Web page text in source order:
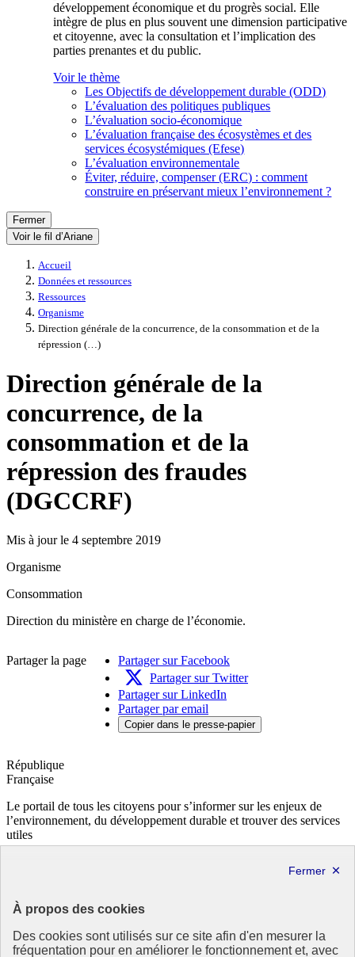
À propos des cookies
Des cookies sont utilisés sur ce site afin d'en mesurer la
fréquentation pour en améliorer le fonctionnement et, avec
développement économique et du progrès social. Elle
intègre de plus en plus souvent une dimension participative
et citoyenne, avec la consultation et l’implication des
parties prenantes et du public.
Voir le thème
Les Objectifs de développement durable (ODD)
L’évaluation des politiques publiques
L’évaluation socio-économique
L’évaluation française des écosystèmes et des
services écosystémiques (Efese)
L’évaluation environnementale
Éviter, réduire, compenser (ERC) : comment
construire en préservant mieux l’environnement ?
Fermer
Voir le fil d’Ariane
Accueil
Données et ressources
Ressources
Organisme
Direction générale de la concurrence, de la consommation et de la
répression (…)
Direction générale de la
concurrence, de la
consommation et de la
répression des fraudes
(DGCCRF)
Mis à jour le 4 septembre 2019
Organisme
Consommation
Direction du ministère en charge de l’économie.
Partager la page
Partager sur Facebook
Partager sur Twitter
Partager sur LinkedIn
Partager par email
Copier dans le presse-papier
République
Française
Le portail de tous les citoyens pour s’informer sur les enjeux de
l’environnement, du développement durable et trouver des services
utiles
data.gouv.fr- ouvre une nouvelle fenêtre
Partenaire